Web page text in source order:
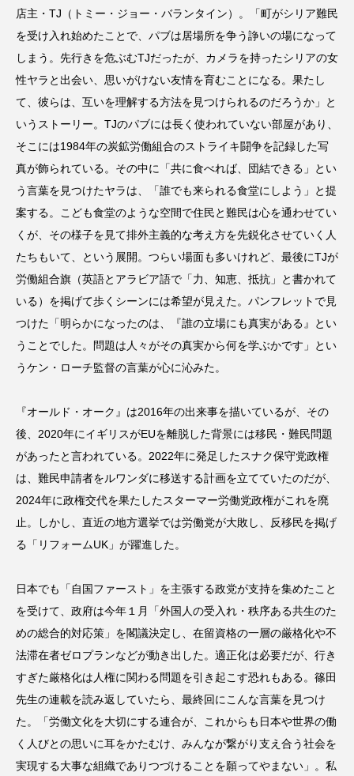
店主・TJ（トミー・ジョー・バランタイン）。「町がシリア難民
を受け入れ始めたことで、パブは居場所を争う諍いの場になって
しまう。先行きを危ぶむTJだったが、カメラを持ったシリアの女
性ヤラと出会い、思いがけない友情を育むことになる。果たし
て、彼らは、互いを理解する方法を見つけられるのだろうか」と
いうストーリー。TJのパブには長く使われていない部屋があり、
そこには1984年の炭鉱労働組合のストライキ闘争を記録した写
真が飾られている。その中に「共に食べれば、団結できる」とい
う言葉を見つけたヤラは、「誰でも来られる食堂にしよう」と提
案する。こども食堂のような空間で住民と難民は心を通わせてい
くが、その様子を見て排外主義的な考え方を先鋭化させていく人
たちもいて、という展開。つらい場面も多いけれど、最後にTJが
労働組合旗（英語とアラビア語で「力、知恵、抵抗」と書かれて
いる）を掲げて歩くシーンには希望が見えた。パンフレットで見
つけた「明らかになったのは、『誰の立場にも真実がある』とい
うことでした。問題は人々がその真実から何を学ぶかです」とい
うケン・ローチ監督の言葉が心に沁みた。
『オールド・オーク』は2016年の出来事を描いているが、その
後、2020年にイギリスがEUを離脱した背景には移民・難民問題
があったと言われている。2022年に発足したスナク保守党政権
は、難民申請者をルワンダに移送する計画を立てていたのだが、
2024年に政権交代を果たしたスターマー労働党政権がこれを廃
止。しかし、直近の地方選挙では労働党が大敗し、反移民を掲げ
る「リフォームUK」が躍進した。
日本でも「自国ファースト」を主張する政党が支持を集めたこと
を受けて、政府は今年１月「外国人の受入れ・秩序ある共生のた
めの総合的対応策」を閣議決定し、在留資格の一層の厳格化や不
法滞在者ゼロプランなどが動き出した。適正化は必要だが、行き
すぎた厳格化は人権に関わる問題を引き起こす恐れもある。篠田
先生の連載を読み返していたら、最終回にこんな言葉を見つけ
た。「労働文化を大切にする連合が、これからも日本や世界の働
く人びとの思いに耳をかたむけ、みんなが繋がり支え合う社会を
実現する大事な組織でありつづけることを願ってやまない」。私